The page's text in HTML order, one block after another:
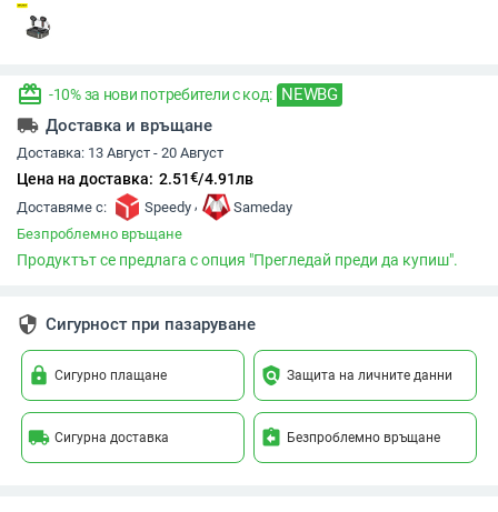
redeem -10% за нови потребители с код: NEWBG
local_shipping Доставка и връщане
Доставка: 13 Август - 20 Август
Цена на доставка: 2.51€/4.91лв
Доставяме с: Speedy ,
Sameday
Безпроблемно връщане
Продуктът се предлага с опция "Прегледай преди да купиш".
security Сигурност при пазаруване
lock Сигурно плащане policy Защита на личните данни
local_shipping Сигурна доставка assignment_return Безпроблемно връщане